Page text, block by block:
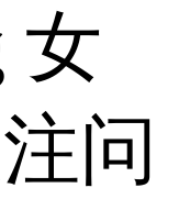
女
问